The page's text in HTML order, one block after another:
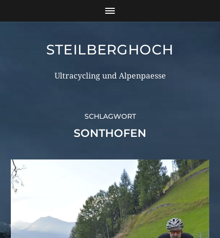
STEILBERGHOCH
Ultracycling und Alpenpaesse
SCHLAGWORT
SONTHOFEN